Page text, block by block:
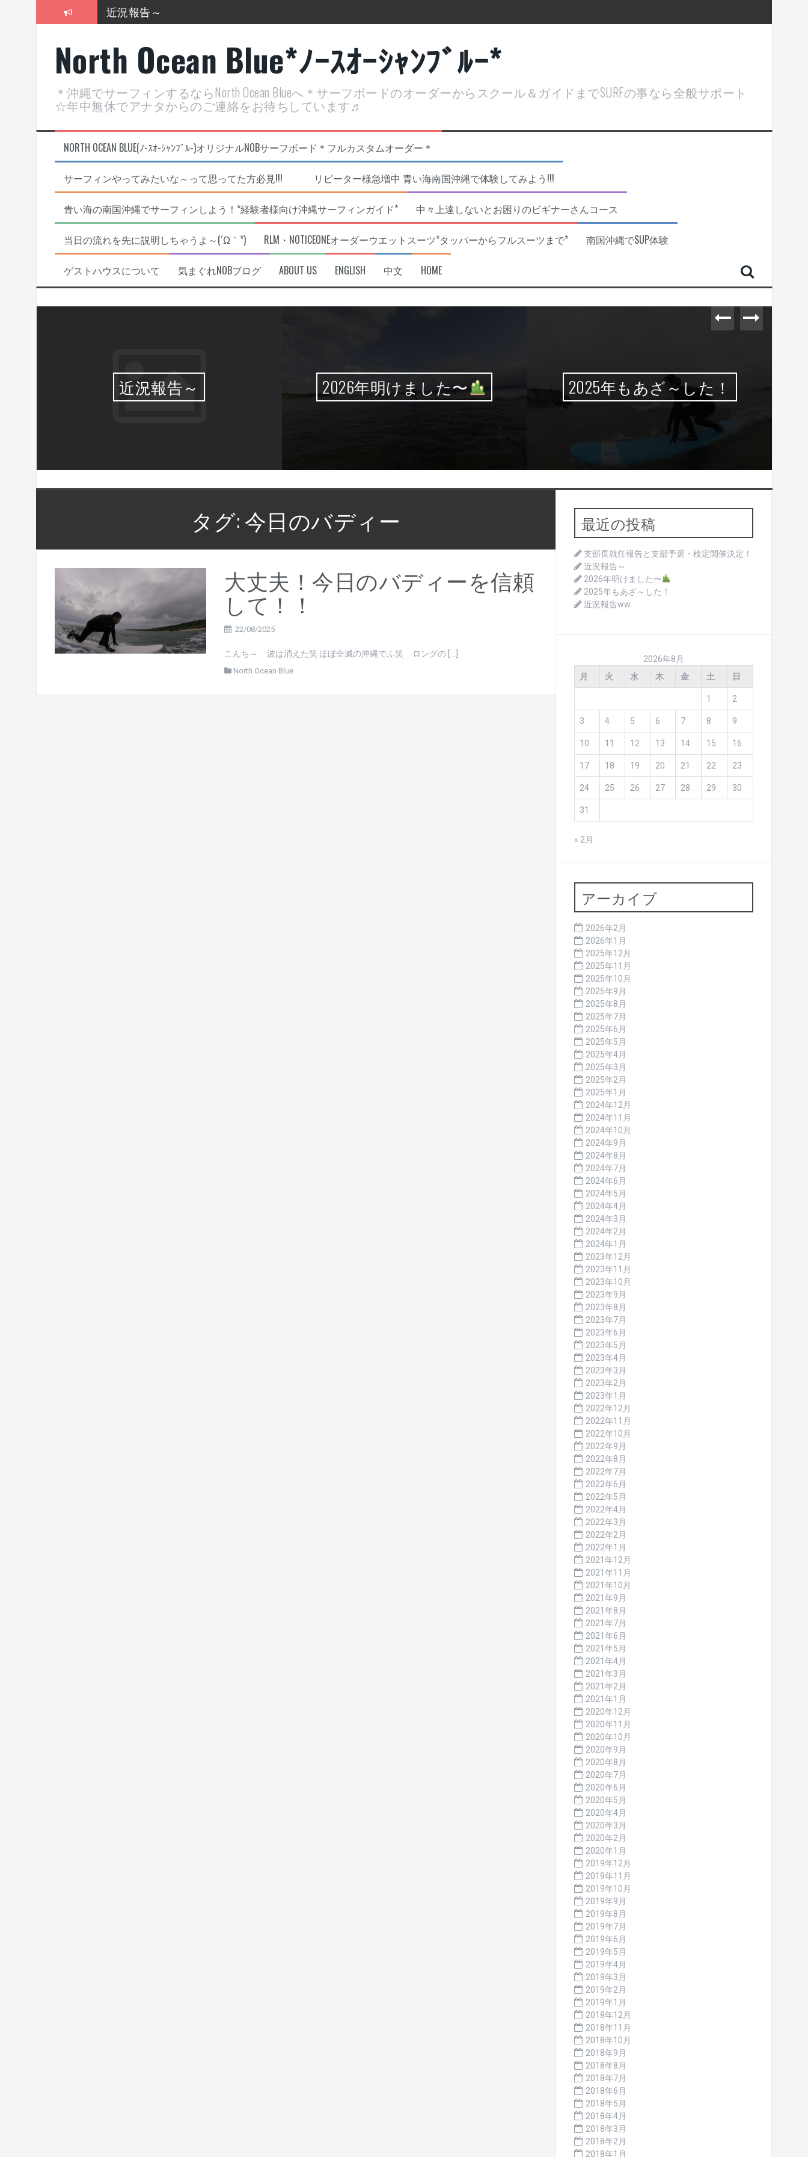
近況報告～
2025年もあざ～した！
ヤッチマッターーーー！！！
支部長就任報告と支部予選・検定開催決定！
North Ocean Blue*ﾉｰｽｵｰｼｬﾝﾌﾞﾙｰ*
＊沖縄でサーフィンするならNorth Ocean Blueへ＊サーフボードのオーダーからスクール＆ガイドまでSURFの事なら全般サポート
☆年中無休でアナタからのご連絡をお待ちしています♬
NORTH OCEAN BLUE(ﾉ-ｽｵ-ｼｬﾝﾌﾞﾙ-)オリジナルNOBサーフボード＊フルカスタムオーダー＊
サーフィンやってみたいな～って思ってた方必見!!! リピーター様急増中 青い海南国沖縄で体験してみよう!!!
青い海の南国沖縄でサーフィンしよう！*経験者様向け沖縄サーフィンガイド* 中々上達しないとお困りのビギナーさんコース
当日の流れを先に説明しちゃうよ～(´Ω｀*) RLM・NOTICEONEオーダーウエットスーツ*タッパーからフルスーツまで* 南国沖縄でSUP体験
ゲストハウスについて 気まぐれNOBブログ ABOUT US ENGLISH 中文 HOME
近況報告～ 2026年明けました〜 2025年もあざ～した！
タグ:今日のバディー
大丈夫！今日のバディーを信頼
して！！
22/08/2025
こんち～ 波は消えた笑 ほぼ全滅の沖縄でふ笑 ロングの […]
North Ocean Blue
最近の投稿
支部長就任報告と支部予選・検定開催決定！
近況報告～
2026年明けました〜
2025年もあざ～した！
近況報告ww
2026年8月
月
火 水 木 金 土 日
1 2
3 4 5 6 7 8 9
10 11 12 13 14 15 16
17 18 19 20 21 22 23
24 25 26 27 28 29 30
31
« 2月
アーカイブ
2026年2月
2026年1月
2025年12月
2025年11月
2025年10月
2025年9月
2025年8月
2025年7月
2025年6月
2025年5月
2025年4月
2025年3月
2025年2月
2025年1月
2024年12月
2024年11月
2024年10月
2024年9月
2024年8月
2024年7月
2024年6月
2024年5月
2024年4月
2024年3月
2024年2月
2024年1月
2023年12月
2023年11月
2023年10月
2023年9月
2023年8月
2023年7月
2023年6月
2023年5月
2023年4月
2023年3月
2023年2月
2023年1月
2022年12月
2022年11月
2022年10月
2022年9月
2022年8月
2022年7月
2022年6月
2022年5月
2022年4月
2022年3月
2022年2月
2022年1月
2021年12月
2021年11月
2021年10月
2021年9月
2021年8月
2021年7月
2021年6月
2021年5月
2021年4月
2021年3月
2021年2月
2021年1月
2020年12月
2020年11月
2020年10月
2020年9月
2020年8月
2020年7月
2020年6月
2020年5月
2020年4月
2020年3月
2020年2月
2020年1月
2019年12月
2019年11月
2019年10月
2019年9月
2019年8月
2019年7月
2019年6月
2019年5月
2019年4月
2019年3月
2019年2月
2019年1月
2018年12月
2018年11月
2018年10月
2018年9月
2018年8月
2018年7月
2018年6月
2018年5月
2018年4月
2018年3月
2018年2月
2018年1月